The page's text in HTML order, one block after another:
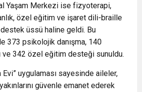
Yaşam Merkezi ise fizyoterapi,
özel eğitim ve işaret dili-braille
üssü haline geldi. Bu
373 psikolojik danışma, 140
ve 342 özel eğitim desteği sunuldu.
uygulaması sayesinde aileler,
güvenle emanet ederek